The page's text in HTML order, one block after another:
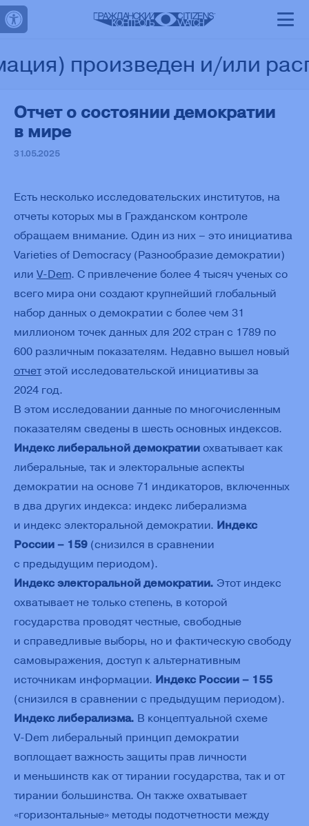
Открыть панель инструментов
О
нас
Проекты МатериалыКонтакты
Поддержать
произведен и/или
Отчет о состоянии демократии
в мире
31.05.2025
Есть несколько исследовательских институтов, на
отчеты которых мы в Гражданском контроле
обращаем внимание. Один из них – это инициатива
Varieties of Democracy (Разнообразие демократии)
или V‑Dem. С привлечение более 4 тысяч ученых со
всего мира они создают крупнейший глобальный
набор данных о демократии с более чем 31
миллионом точек данных для 202 стран с 1789 по
600 различным показателям. Недавно вышел новый
отчетэтой исследовательской инициативы за
2024 год.
В этом исследовании данные по многочисленным
показателям сведены в шесть основных индексов.
Индекс либеральной демократииохватывает как
либеральные, так и электоральные аспекты
демократии на основе 71 индикаторов, включенных
в два других индекса: индекс либерализма
и индекс электоральной демократии. Индекс
России – 159 (снизился в сравнении
с предыдущим периодом).
Индекс электоральной демократии. Этот индекс
охватывает не только степень, в которой
государства проводят честные, свободные
и справедливые выборы, но и фактическую свободу
самовыражения, доступ к альтернативным
источникам информации. Индекс России – 155
(снизился в сравнении с предыдущим периодом).
Индекс либерализма. В концептуальной схеме
V‑Dem либеральный принцип демократии
воплощает важность защиты прав личности
и меньшинств как от тирании государства, так и от
тирании большинства. Он также охватывает
«горизонтальные» методы подотчетности между